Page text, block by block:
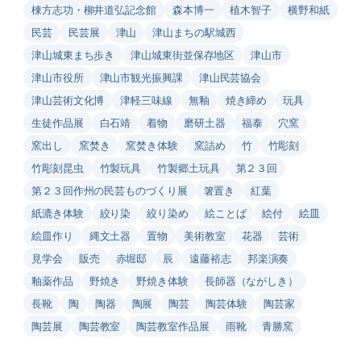
棟方志功・柳井道弘記念館
森本博一 植木智子
横野和紙
民芸
民芸展 津山
津山まちの駅城西
津山城東まち歩き
津山城東街並保存地区
津山市
津山市役所
津山市観光振興課
津山民芸協会
津山芸術文化博
津軽三味線 無釉 焼き締め
玩具
生徒作品展
白石靖 着物 磨研土器 福泰
穴窯
窯出し
窯焚き 窯焚き体験 窯詰め 竹
竹彫刻
竹彫刻昆虫
竹製玩具 竹製郷土玩具
第２３回
第２３回作州の民芸ものづくり展
箸置き
紅葉
紙漉き体験
絞り染 絞り染め 絵ことば 絵付
絵皿
絵皿作り
縄文土器 置物 美術教室 花器
芸術
見学会
販売 赤堀邸 辰 遠藤裕志
邦楽演奏
釉薬作品
野焼き 野焼き体験
長師器（ながしき）
長靴
陶 陶器 陶展 陶芸 陶芸体験
陶芸家
陶芸展
陶芸教室 陶芸教室作品展 雨靴
青勝窯